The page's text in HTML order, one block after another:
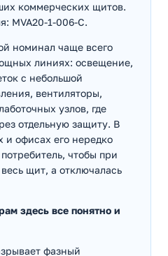
коммерческих щитов.
MVA20-1-006-C.
номинал чаще всего
линиях: освещение,
с небольшой
вентиляторы,
узлов, где
отдельную защиту. В
и офисах его нередко
чтобы при
щит, а отключалась
здесь все понятно и
фазный